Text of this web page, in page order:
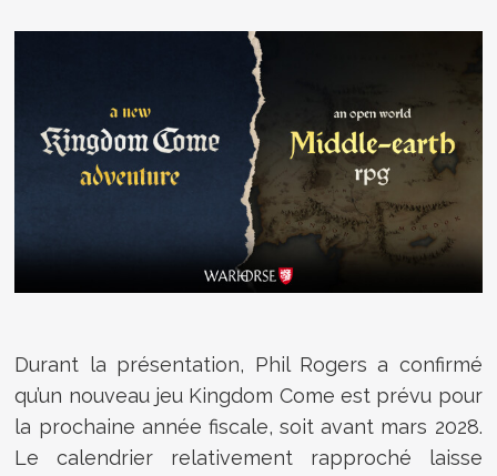
Durant la présentation, Phil Rogers a confirmé
qu’un nouveau jeu Kingdom Come est prévu pour
la prochaine année fiscale, soit avant mars 2028.
Le calendrier relativement rapproché laisse